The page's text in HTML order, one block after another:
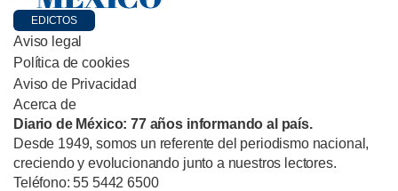
EDICTOS
Aviso legal
Política de cookies
Aviso de Privacidad
Acerca de
Diario de México: 77 años informando al país.
Desde 1949, somos un referente del periodismo nacional,
creciendo y evolucionando junto a nuestros lectores.
Teléfono: 55 5442 6500